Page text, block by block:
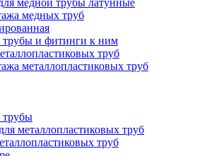
медных труб
трубы и фитинги к ним
труб
металлопластиковых труб
трубы
металлопластиковых труб
труб